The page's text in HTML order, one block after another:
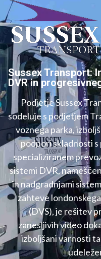
Sussex Transport:
DVR in
Podjetje Sussex
sodeluje s podjetjem
voznega parka,
podpori skladnosti
specializiranem
sistemi DVR,
in nadgradnjami
zahteve
(DVS), je rešitev
zanesljivih video
izboljšani varnosti